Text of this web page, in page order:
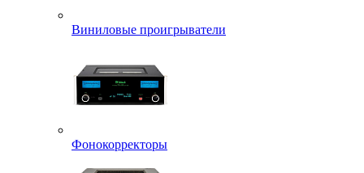
Виниловые проигрыватели
Фонокорректоры